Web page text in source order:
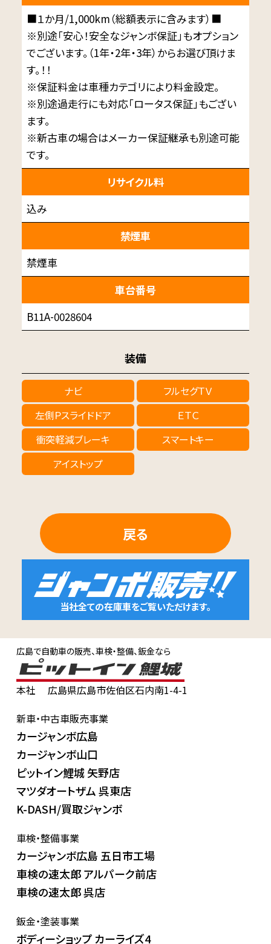
■１か月/1,000km（総額表示に含みます）■
※別途「安心！安全なジャンボ保証」もオプション
でございます。（1年・2年・3年）からお選び頂けま
す。！！
※保証料金は車種カテゴリにより料金設定。
※別途過走行にも対応「ロータス保証」もござい
ます。
※新古車の場合はメーカー保証継承も別途可能
です。
リサイクル料
込み
禁煙車
禁煙車
車台番号
B11A-0028604
装備
ナビ
フルセグＴＶ
左側Ｐスライドドア
ＥＴＣ
衝突軽減ブレーキ
スマートキー
アイストップ
戻る
当社全ての在庫車をご覧いただけます。
広島で自動車の販売、車検・整備、鈑金なら
本社
広島県広島市佐伯区石内南1-4-1
新車・中古車販売事業
カージャンボ広島
カージャンボ山口
ピットイン鯉城 矢野店
マツダオートザム 呉東店
K-DASH/買取ジャンボ
車検・整備事業
カージャンボ広島 五日市工場
車検の速太郎 アルパーク前店
車検の速太郎 呉店
鈑金・塗装事業
ボディーショップ カーライズ4